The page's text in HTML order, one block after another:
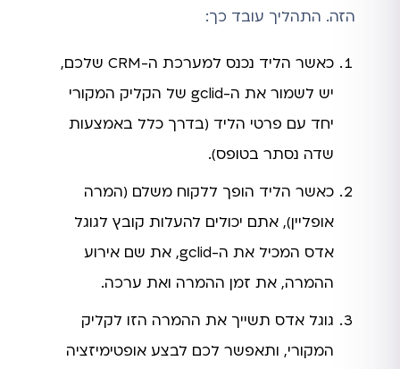
הזה. התהליך עובד כך:
כאשר הליד נכנס למערכת ה-CRM שלכם,
יש לשמור את ה-gclid של הקליק המקורי
יחד עם פרטי הליד (בדרך כלל באמצעות
שדה נסתר בטופס).
כאשר הליד הופך ללקוח משלם (המרה
אופליין), אתם יכולים להעלות קובץ לגוגל
אדס המכיל את ה-gclid, את שם אירוע
ההמרה, את זמן ההמרה ואת ערכה.
גוגל אדס תשייך את ההמרה הזו לקליק
המקורי, ותאפשר לכם לבצע אופטימיזציה